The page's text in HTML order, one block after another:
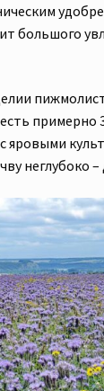
большого
примерно
яровыми
неглубоко –